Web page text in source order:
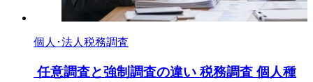
個人･法人税務調査
任意調査と強制調査の違い 税務調査 個人種